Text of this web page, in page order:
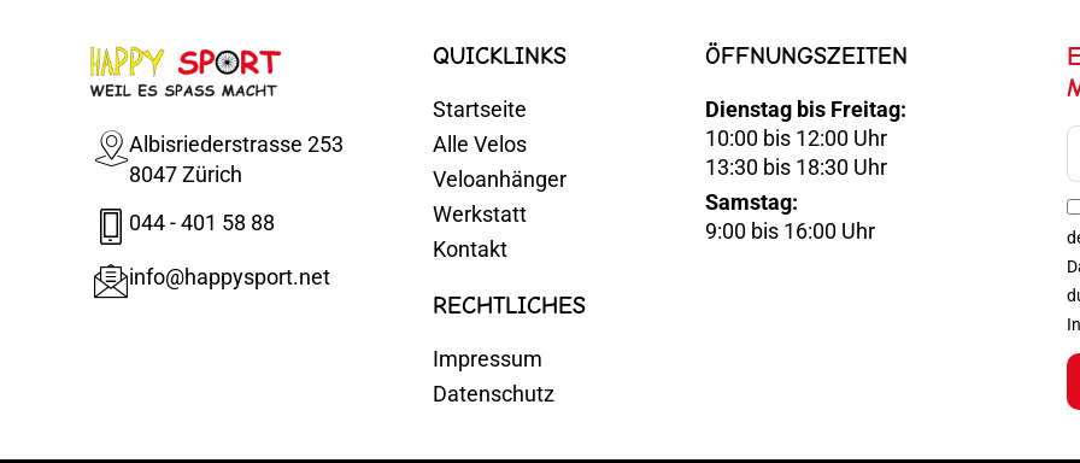
Albisriederstrasse 253
8047 Zürich
044 - 401 58 88
info@happysport.net
QUICKLINKS
Startseite
Alle Velos
Veloanhänger
Werkstatt
Kontakt
RECHTLICHES
Impressum
Datenschutz
ÖFFNUNGSZEITEN
Dienstag bis Freitag:
10:00 bis 12:00 Uhr
13:30 bis 18:30 Uhr
Samstag:
9:00 bis 16:00 Uhr